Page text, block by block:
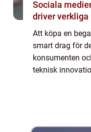
Sociala
driver verkliga
Att köpa en
smart drag för
konsumenten
teknisk